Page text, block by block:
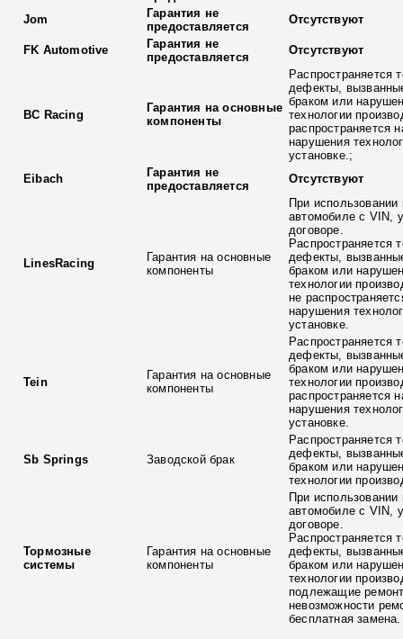
Jom
Гарантия не
предоставляется
Отсутствуют
FK Automotive
Гарантия не
предоставляется
Отсутствуют
BC Racing
Гарантия на основные
компоненты
Распространяется
дефекты,
браком или
технологии
распространяется
нарушения
установке.;
Eibach
Гарантия не
предоставляется
Отсутствуют
LinesRacing
Гарантия на основные
компоненты
При использовании
автомобиле с VIN,
договоре.
Распространяется
дефекты,
браком или
технологии
не
нарушения
установке.
Tein
Гарантия на основные
компоненты
Распространяется
дефекты,
браком или
технологии
распространяется
нарушения
установке.
Sb Springs Заводской брак
Распространяется
дефекты,
браком или
технологии
Тормозные
системы
Гарантия на основные
компоненты
При использовании
автомобиле с VIN,
договоре.
Распространяется
дефекты,
браком или
технологии
подлежащие
невозможности
бесплатная замена.